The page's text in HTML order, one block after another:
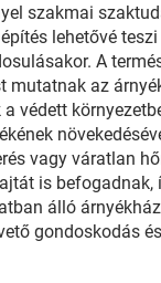
szakmai
lehetővé
A
mutatnak az
védett
vagy váratlan
is
álló
gondoskodás